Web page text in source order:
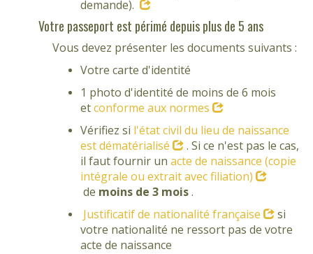
demande).
Votre passeport est périmé depuis plus de 5 ans
Vous devez présenter les documents suivants :
Votre carte d'identité
1 photo d'identité de moins de 6 mois
etconforme aux normes
Vérifiez si l'état civil du lieu de naissance
est dématérialisé
. Si ce n'est pas le cas,
il faut fournir un acte de naissance (copie
intégrale ou extrait avec filiation)
de moins de 3 mois.
Justificatif de nationalité française
si
votre nationalité ne ressort pas de votre
acte de naissance